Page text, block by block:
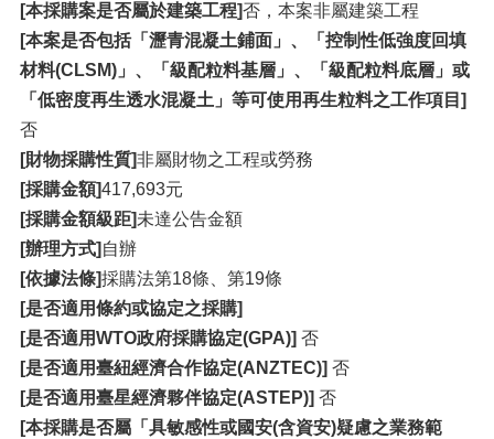
[本採購案是否屬於建築工程]否，本案非屬建築工程
[本案是否包括「瀝青混凝土鋪面」、「控制性低強度回填
材料(CLSM)」、「級配粒料基層」、「級配粒料底層」或
「低密度再生透水混凝土」等可使用再生粒料之工作項目]
否
[財物採購性質]非屬財物之工程或勞務
[採購金額]417,693元
[採購金額級距]未達公告金額
[辦理方式] 自辦
[依據法條]採購法第18條、第19條
[是否適用條約或協定之採購]
[是否適用WTO政府採購協定(GPA)] 否
[是否適用臺紐經濟合作協定(ANZTEC)] 否
[是否適用臺星經濟夥伴協定(ASTEP)] 否
[本採購是否屬「具敏感性或國安(含資安)疑慮之業務範